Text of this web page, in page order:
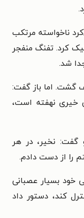
ناخواسته مرتکب
کرد. تفنگ منفجر
شد.
گشت. اما باز گفت:
خیری نهفته است،
گفت: نخیر، در هر
را از دست دادم.
خود بسیار عصبانی
کند، دستور داد